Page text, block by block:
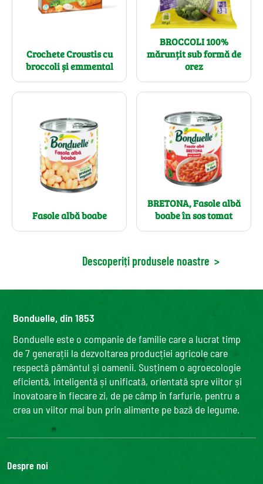
Crochete Croustis cu
broccoli și emmental
BROCCOLI 100%
mărunțit sub formă de
orez
Fasole albă boabe
BRETONA, Fasole albă
boabe în sos tomat
Descoperiți produsele noastre >
Bonduelle, din 1853
Bonduelle este o companie de familie care a lucrat timp
de 7 generații la dezvoltarea producției agricole care
respectă pământul și oamenii. Susținem o agroecologie
eficientă, inteligentă și unificată, orientată spre viitor și
inovatoare în fiecare zi, de pe câmp în farfurie, pentru a
crea un viitor mai bun prin alimente pe bază de legume.
Despre noi